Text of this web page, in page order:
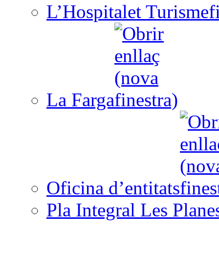
L’Hospitalet Turisme
La Farga
Oficina d’entitats
Pla Integral Les